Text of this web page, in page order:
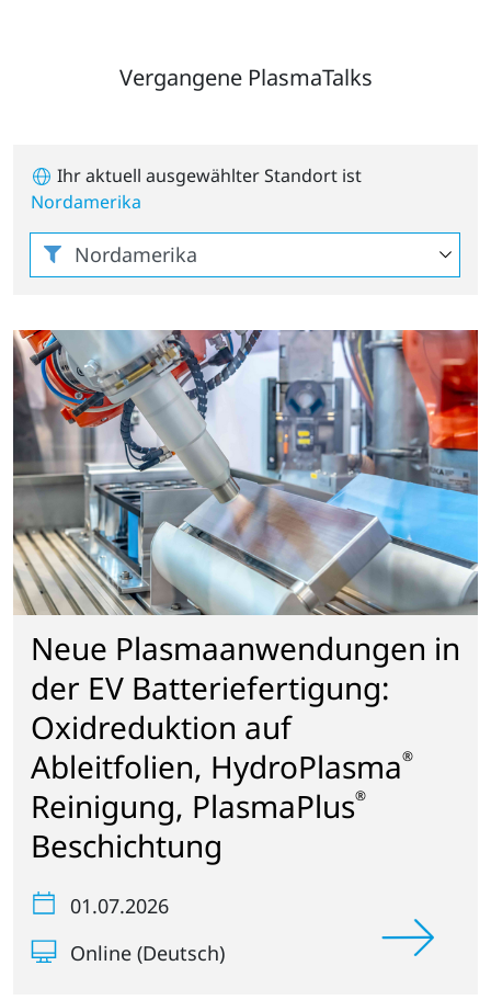
Vergangene PlasmaTalks
Ihr aktuell ausgewählter Standort ist
Nordamerika
Neue Plasmaanwendungen in
der EV Batteriefertigung:
Oxidreduktion auf
Ableitfolien, HydroPlasma®
Reinigung, PlasmaPlus®
Beschichtung
01.07.2026
Online (Deutsch)